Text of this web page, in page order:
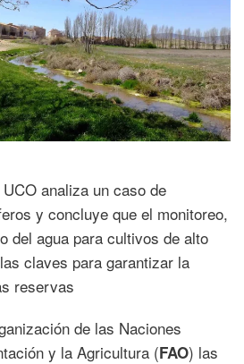
UCO analiza un caso de
y concluye que el monitoreo,
del agua para cultivos de alto
claves para garantizar la
reservas
de las Naciones
y la Agricultura (FAO) las